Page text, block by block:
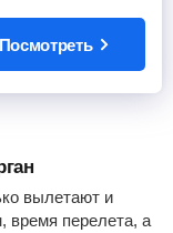
Посмотреть
вылетают и
время перелета, а